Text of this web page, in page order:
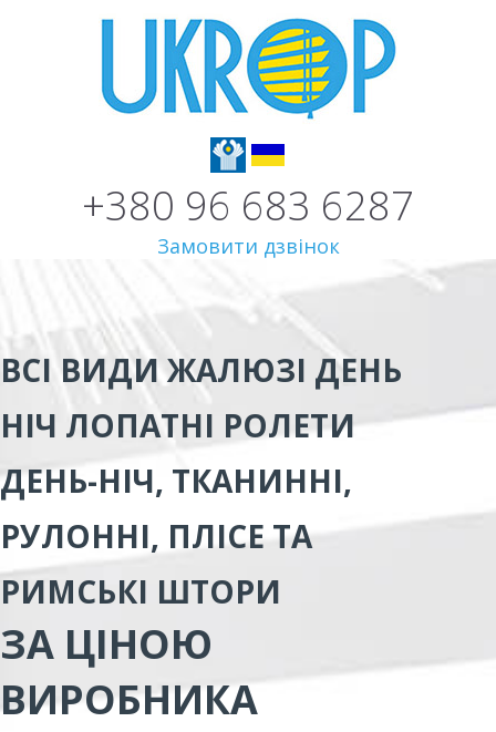
+380 96 683 6287
Замовити дзвінок
ВСІ ВИДИЖАЛЮЗІ ДЕНЬ
НІЧ ЛОПАТНІ РОЛЕТИ
ДЕНЬ-НІЧ, ТКАНИННІ,
РУЛОННІ, ПЛІСЕ ТА
РИМСЬКІ ШТОРИ
ЗА ЦІНОЮ
ВИРОБНИКА